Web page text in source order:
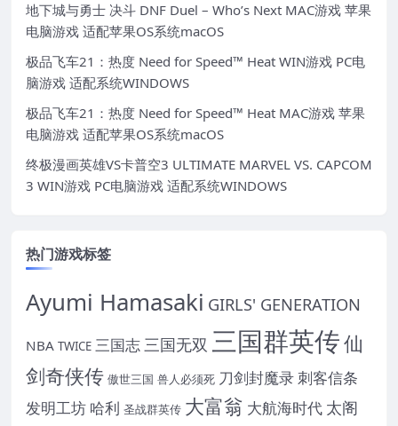
地下城与勇士 决斗 DNF Duel – Who’s Next MAC游戏 苹果
电脑游戏 适配苹果OS系统macOS
极品飞车21：热度 Need for Speed™ Heat WIN游戏 PC电
脑游戏 适配系统WINDOWS
极品飞车21：热度 Need for Speed™ Heat MAC游戏 苹果
电脑游戏 适配苹果OS系统macOS
终极漫画英雄VS卡普空3 ULTIMATE MARVEL VS. CAPCOM
3 WIN游戏 PC电脑游戏 适配系统WINDOWS
热门游戏标签
Ayumi Hamasaki GIRLS' GENERATION
NBA TWICE 三国志三国无双 三国群英传仙
剑奇侠传 傲世三国 兽人必须死 刀剑封魔录刺客信条
发明工坊 哈利 圣战群英传 大富翁 大航海时代 太阁